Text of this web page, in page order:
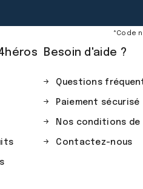
*Code
Besoin d'aide ?
Questions
Paiement sécurisé
Nos conditions de
Contactez-nous